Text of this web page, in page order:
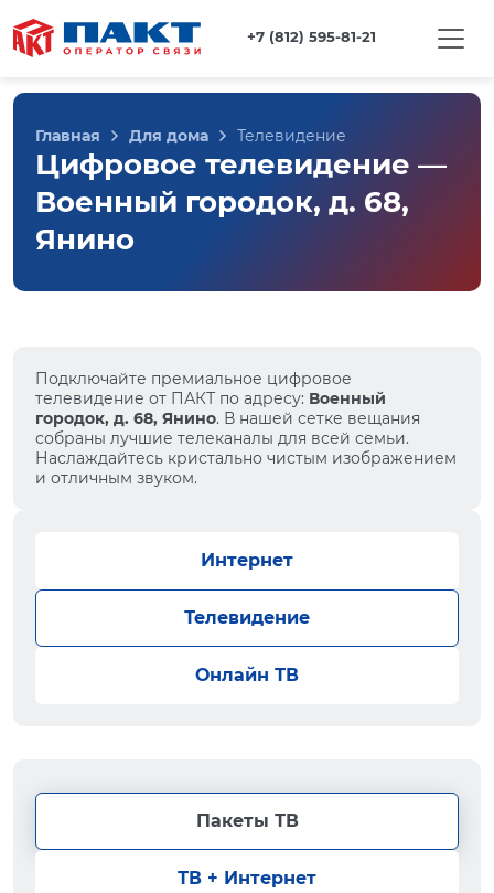
+7 (812) 595-81-21
Главная Для дома Телевидение
Цифровое телевидение —
Военный городок, д. 68,
Янино
Подключайте премиальное цифровое
телевидение от ПАКТ по адресу: Военный
городок, д. 68, Янино. В нашей сетке вещания
собраны лучшие телеканалы для всей семьи.
Наслаждайтесь кристально чистым изображением
и отличным звуком.
Интернет
Телевидение
Онлайн ТВ
Пакеты ТВ
ТВ + Интернет